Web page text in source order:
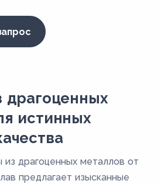
драгоценных
истинных
из драгоценных металлов от
предлагает изысканные